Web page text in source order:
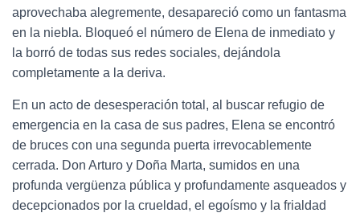
aprovechaba alegremente, desapareció como un fantasma
en la niebla. Bloqueó el número de Elena de inmediato y
la borró de todas sus redes sociales, dejándola
completamente a la deriva.
En un acto de desesperación total, al buscar refugio de
emergencia en la casa de sus padres, Elena se encontró
de bruces con una segunda puerta irrevocablemente
cerrada. Don Arturo y Doña Marta, sumidos en una
profunda vergüenza pública y profundamente asqueados y
decepcionados por la crueldad, el egoísmo y la frialdad